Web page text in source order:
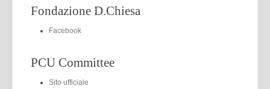
Fondazione D.Chiesa
Facebook
PCU Committee
Sito ufficiale